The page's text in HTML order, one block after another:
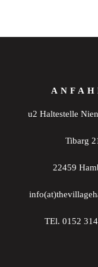
u2 Haltestelle
Tibarg
22459
TEl. 0152